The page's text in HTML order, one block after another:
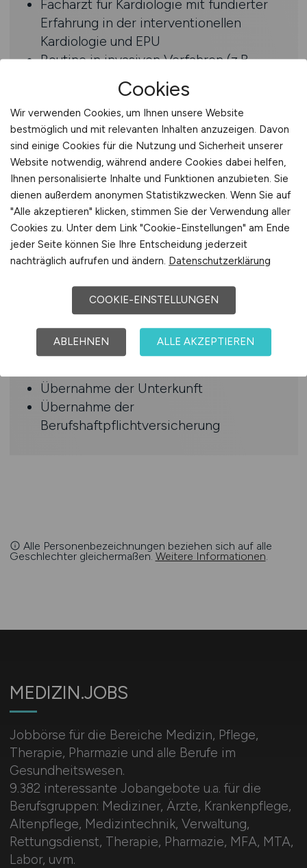
Facharzt für Kardiologie mit fundierter
Erfahrung in der interventionellen
Kardiologie und EPU
Routine in invasiven Verfahren (z.B.
Herzkatheter, Ablationen) sowie hohe
fachliche Sicherheit
Selbstständige,
verantwortungsbewusste Arbeitsweise
und ausgeprägte Teamfähigkeit
Benefits
Sie arbeiten als Vertretungsarzt in der
Vertragsart Arbeitnehmerüberlassung
Sie erhalten ab dem ersten Tag einen
für alle Abrechnungs- und
Reisekostenthemen
Anstellung im Einzugsgebiet Ihres
Versorgungswerks
Übernahme der Unterkunft
Übernahme der
Berufshaftpflichtversicherung
Alle Personenbezeichnungen beziehen sich auf alle
Geschlechter gleichermaßen. Weitere Informationen
MEDIZIN.JOBS
Jobbörse für die Bereiche Medizin, Pflege,
Therapie, Pharmazie und alle Berufe im
Gesundheitswesen.
9.382 interessante Jobangebote u.a. für die
Berufsgruppen: Mediziner, Ärzte, Krankenpflege,
Altenpflege, Medizintechnik, Verwaltung,
Rettungsdienst, Therapie, Pharmazie, MFA, MTA,
Labor, uvm.
Cookies
Wir verwenden Cookies, um Ihnen unsere Website
bestmöglich und mit relevanten Inhalten anzuzeigen. Davon
sind einige Cookies für die Nutzung und Sicherheit unserer
Website notwendig, während andere Cookies dabei helfen,
Ihnen personalisierte Inhalte und Funktionen anzubieten. Sie
dienen außerdem anonymen Statistikzwecken. Wenn Sie auf
"Alle akzeptieren" klicken, stimmen Sie der Verwendung aller
Cookies zu. Unter dem Link "Cookie-Einstellungen" am Ende
jeder Seite können Sie Ihre Entscheidung jederzeit
nachträglich aufrufen und ändern. Datenschutzerklärung
COOKIE-EINSTELLUNGEN
ABLEHNEN ALLE AKZEPTIEREN